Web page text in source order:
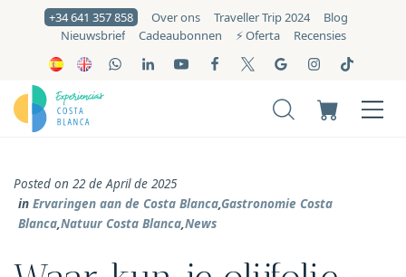
+34 641 357 858 Over ons Traveller Trip 2024
Blog
Nieuwsbrief
Cadeaubonnen ⚡️ Oferta Recensies
Posted on 22 de April de 2025
in Ervaringen aan de Costa Blanca,Gastronomie Costa
Blanca,Natuur Costa Blanca,News